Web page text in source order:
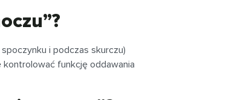
i podczas skurczu)
funkcję oddawania